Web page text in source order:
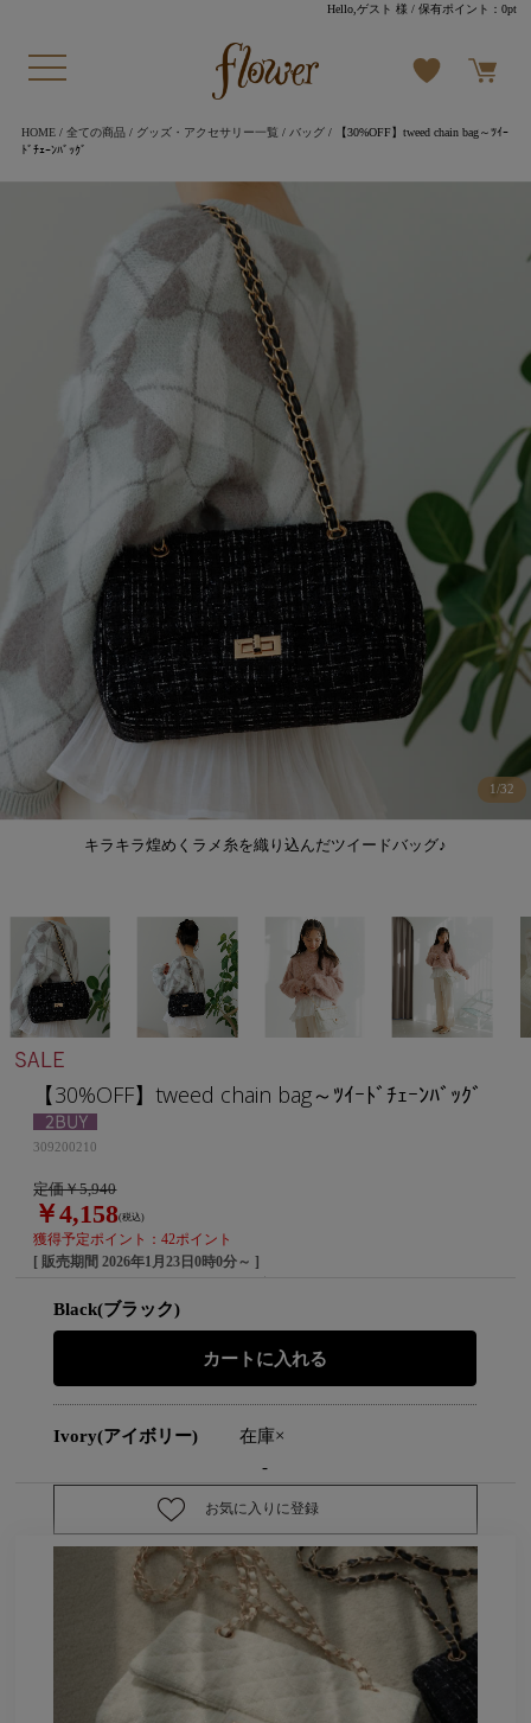
Hello,ゲスト 様 / 保有ポイント：0pt
HOME/ 全ての商品/ グッズ・アクセサリー一覧 / バッグ/ 【30%OFF】tweed chain bag～ﾂｲｰ
ﾄﾞﾁｪｰﾝﾊﾞｯｸﾞ
キラキラ煌めくラメ糸を織り込んだツイードバッグ♪
1/32
【30%OFF】tweed chain bag～ﾂｲｰﾄﾞﾁｪｰﾝﾊﾞｯｸﾞ
309200210
定価￥5,940
￥4,158(税込)
獲得予定ポイント：42ポイント
[ 販売期間2026年1月23日0時0分～ ]
Black(ブラック)
Ivory(アイボリー)
在庫×
-
お気に入りに登録